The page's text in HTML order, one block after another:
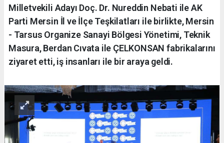
Milletvekili Adayı Doç. Dr. Nureddin Nebati ile AK
Parti Mersin İl ve İlçe Teşkilatları ile birlikte, Mersin
- Tarsus Organize Sanayi Bölgesi Yönetimi, Teknik
Masura, Berdan Cıvata ile ÇELKONSAN fabrikalarını
ziyaret etti, iş insanları ile bir araya geldi.